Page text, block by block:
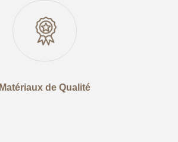
Matériaux de Qualité